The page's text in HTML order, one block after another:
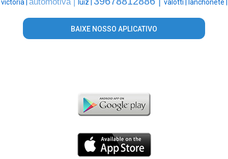
victoria | luiz | valotti | lanchonete |
BAIXE NOSSO APLICATIVO